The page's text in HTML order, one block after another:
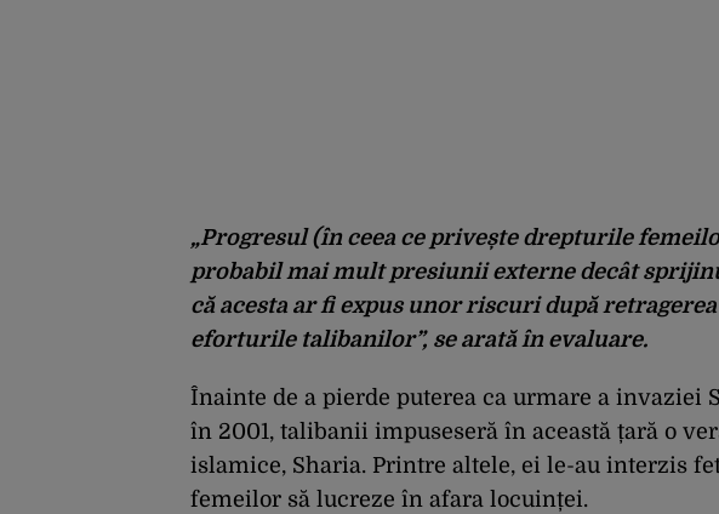
„Progresul (în ceea ce privește drepturile
probabil mai mult presiunii externe decât
că acesta ar fi expus unor riscuri după
eforturile talibanilor”, se arată în evaluare.
Înainte de a pierde puterea ca urmare a invaziei
în 2001, talibanii impuseseră în această țară o
islamice, Sharia. Printre altele, ei le-au interzis
femeilor să lucreze în afara locuinței.